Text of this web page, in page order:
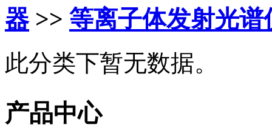
器>> 等离子体发射光谱
此分类下暂无数据。
产品中心